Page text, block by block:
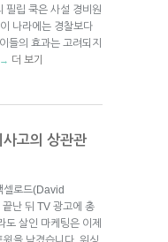
필립 쿡은 사설 경비원
나라에는 경찰보다
들의 효과는 고려되지
→ 더 보기
고의 상관관
셀로드(David
난 뒤 TV 광고에 총
도 살인 마케팅은 이제